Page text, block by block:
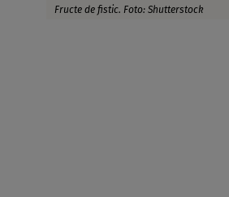
Fructe de fistic. Foto: Shutterstock